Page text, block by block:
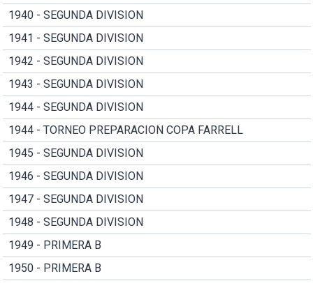
1940 - SEGUNDA DIVISION
1941 - SEGUNDA DIVISION
1942 - SEGUNDA DIVISION
1943 - SEGUNDA DIVISION
1944 - SEGUNDA DIVISION
1944 - TORNEO PREPARACION COPA FARRELL
1945 - SEGUNDA DIVISION
1946 - SEGUNDA DIVISION
1947 - SEGUNDA DIVISION
1948 - SEGUNDA DIVISION
1949 - PRIMERA B
1950 - PRIMERA B